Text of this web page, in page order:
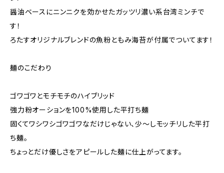
醤油ベースにニンニクを効かせたガッツリ濃い系台湾ミンチで
す！
ろたすオリジナルブレンドの魚粉ともみ海苔が付属でついてます！
麺のこだわり
ゴワゴワとモチモチのハイブリッド
強力粉オーションを100%使用した平打ち麺
固くてワシワシゴワゴワなだけじゃない、少～しモッチリした平打
ち麺。
ちょっとだけ優しさをアピールした麺に仕上がってます。